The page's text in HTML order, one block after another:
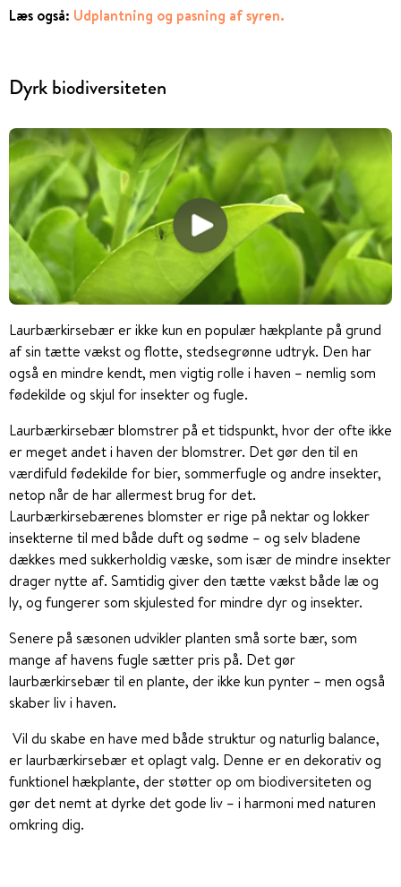
Læs også: Udplantning og pasning af syren.
Dyrk biodiversiteten
Laurbærkirsebær er ikke kun en populær hækplante på grund
af sin tætte vækst og flotte, stedsegrønne udtryk. Den har
også en mindre kendt, men vigtig rolle i haven – nemlig som
fødekilde og skjul for insekter og fugle.
Laurbærkirsebær blomstrer på et tidspunkt, hvor der ofte ikke
er meget andet i haven der blomstrer. Det gør den til en
værdifuld fødekilde for bier, sommerfugle og andre insekter,
netop når de har allermest brug for det.
Laurbærkirsebærenes blomster er rige på nektar og lokker
insekterne til med både duft og sødme – og selv bladene
dækkes med sukkerholdig væske, som især de mindre insekter
drager nytte af. Samtidig giver den tætte vækst både læ og
ly, og fungerer som skjulested for mindre dyr og insekter.
Senere på sæsonen udvikler planten små sorte bær, som
mange af havens fugle sætter pris på. Det gør
laurbærkirsebær til en plante, der ikke kun pynter – men også
skaber liv i haven.
Vil du skabe en have med både struktur og naturlig balance,
er laurbærkirsebær et oplagt valg. Denne er en dekorativ og
funktionel hækplante, der støtter op om biodiversiteten og
gør det nemt at dyrke det gode liv – i harmoni med naturen
omkring dig.